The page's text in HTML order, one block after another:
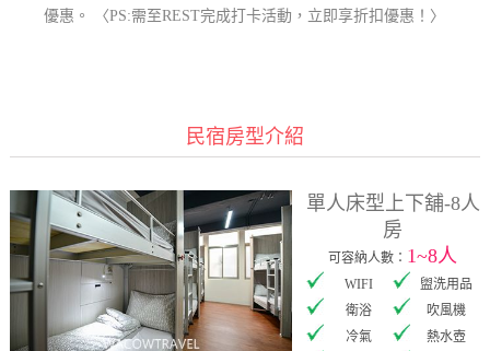
優惠。 〈PS:需至REST完成打卡活動，立即享折扣優惠！〉
民宿房型介紹
單人床型上下舖-8人
房
可容納人數： 1~8人
WIFI
盥洗用品
衛浴
吹風機
冷氣
熱水壺